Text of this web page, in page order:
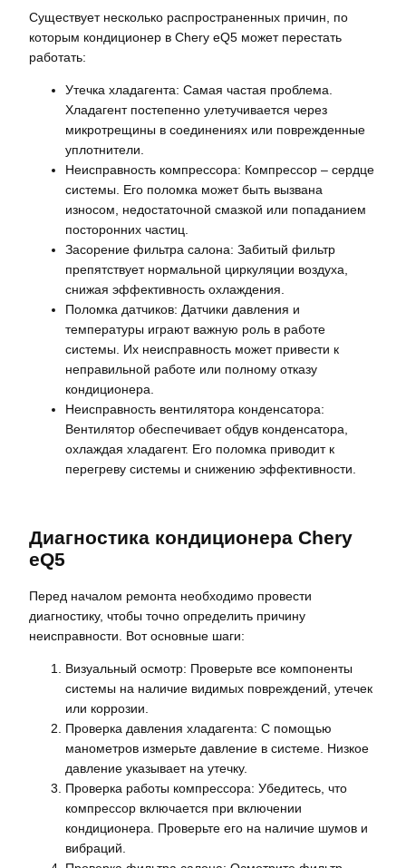
Существует несколько распространенных причин, по
которым кондиционер в Chery eQ5 может перестать
работать:
Утечка хладагента: Самая частая проблема.
Хладагент постепенно улетучивается через
микротрещины в соединениях или поврежденные
уплотнители.
Неисправность компрессора: Компрессор – сердце
системы. Его поломка может быть вызвана
износом, недостаточной смазкой или попаданием
посторонних частиц.
Засорение фильтра салона: Забитый фильтр
препятствует нормальной циркуляции воздуха,
снижая эффективность охлаждения.
Поломка датчиков: Датчики давления и
температуры играют важную роль в работе
системы. Их неисправность может привести к
неправильной работе или полному отказу
кондиционера.
Неисправность вентилятора конденсатора:
Вентилятор обеспечивает обдув конденсатора,
охлаждая хладагент. Его поломка приводит к
перегреву системы и снижению эффективности.
Диагностика кондиционера Chery
eQ5
Перед началом ремонта необходимо провести
диагностику, чтобы точно определить причину
неисправности. Вот основные шаги:
Визуальный осмотр: Проверьте все компоненты
системы на наличие видимых повреждений, утечек
или коррозии.
Проверка давления хладагента: С помощью
манометров измерьте давление в системе. Низкое
давление указывает на утечку.
Проверка работы компрессора: Убедитесь, что
компрессор включается при включении
кондиционера. Проверьте его на наличие шумов и
вибраций.